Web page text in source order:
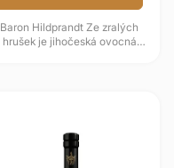
Baron Hildprandt Ze zralých
hrušek je jihočeská ovocná